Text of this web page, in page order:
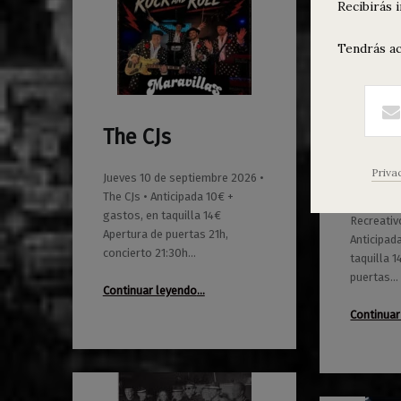
The CJs
Jueves 10 de septiembre 2026 •
The CJs • Anticipada 10€ +
gastos, en taquilla 14€
Apertura de puertas 21h,
concierto 21:30h…
Continuar leyendo…
01/06/2026
taquilla
puertas…
Recibirás
Tendrás